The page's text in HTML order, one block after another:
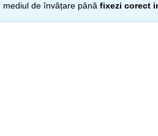
de învățare până fixezi corect